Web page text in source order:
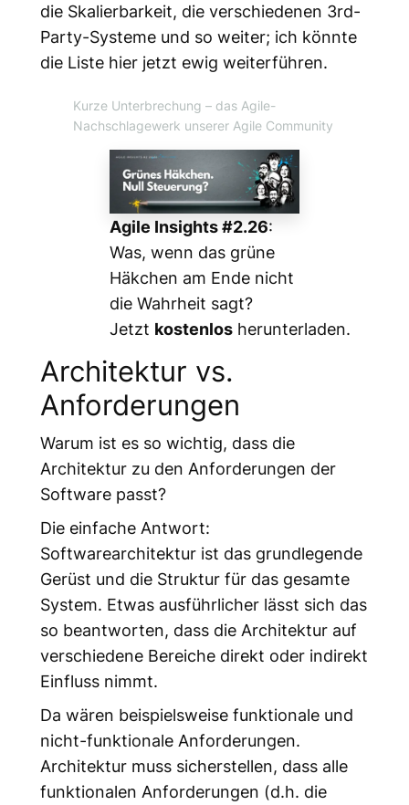
die Skalierbarkeit, die verschiedenen 3rd-
Party-Systeme und so weiter; ich könnte
die Liste hier jetzt ewig weiterführen.
Kurze Unterbrechung – das Agile-
Nachschlagewerk unserer Agile Community
Agile Insights #2.26:
Was, wenn das grüne
Häkchen am Ende nicht
die Wahrheit sagt?
Jetzt kostenlosherunterladen.
Architektur vs.
Anforderungen
Warum ist es so wichtig, dass die
Architektur zu den Anforderungen der
Software passt?
Die einfache Antwort:
Softwarearchitektur ist das grundlegende
Gerüst und die Struktur für das gesamte
System. Etwas ausführlicher lässt sich das
so beantworten, dass die Architektur auf
verschiedene Bereiche direkt oder indirekt
Einfluss nimmt.
Da wären beispielsweise funktionale und
nicht-funktionale Anforderungen.
Architektur muss sicherstellen, dass alle
funktionalen Anforderungen (d.h. die